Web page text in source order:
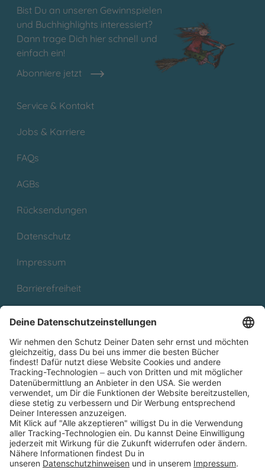
Bist Du an unseren Gewinnspielen
und Buchhighlights interessiert?
Dann trage Dich hier schnell und
einfach ein!
Abonniere jetzt
Service & Kontakt
Jobs & Karriere
FAQs
AGBs
Rücksendungen
Datenschutz
Impressum
Barrierefreiheit
Partnerprogramm (Affiliate)
Folge uns auf
* Versandkostenfrei ab 9,00 € Bestellwert innerhalb
Deutschlands